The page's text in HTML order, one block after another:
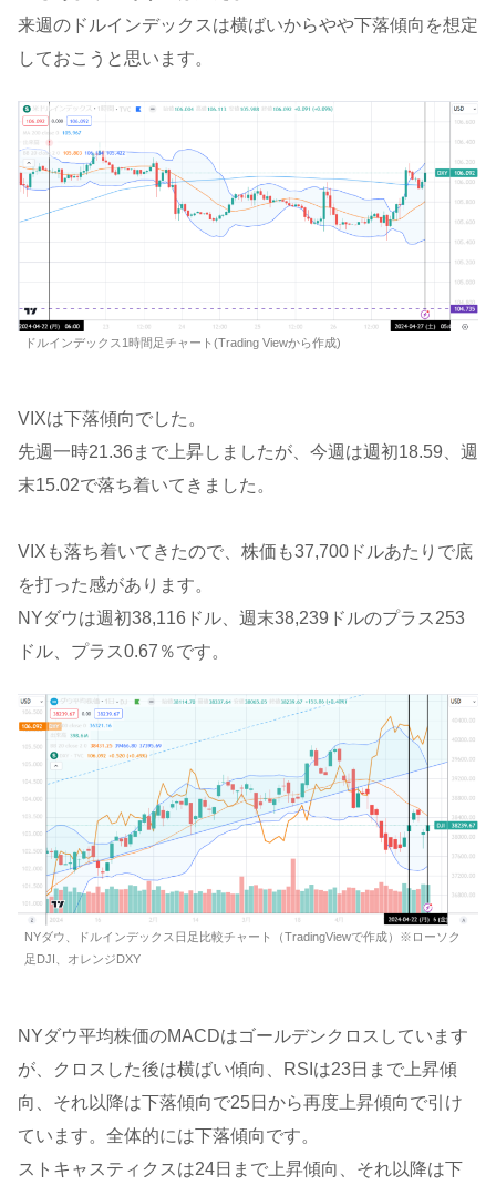
来週のドルインデックスは横ばいからやや下落傾向を想定
しておこうと思います。
ドルインデックス1時間足チャート(Trading Viewから作成)
VIXは下落傾向でした。
先週一時21.36まで上昇しましたが、今週は週初18.59、週
末15.02で落ち着いてきました。
VIXも落ち着いてきたので、株価も37,700ドルあたりで底
を打った感があります。
NYダウは週初38,116ドル、週末38,239ドルのプラス253
ドル、プラス0.67％です。
NYダウ、ドルインデックス日足比較チャート（TradingViewで作成）※ローソク
足DJI、オレンジDXY
NYダウ平均株価のMACDはゴールデンクロスしています
が、クロスした後は横ばい傾向、RSIは23日まで上昇傾
向、それ以降は下落傾向で25日から再度上昇傾向で引け
ています。全体的には下落傾向です。
ストキャスティクスは24日まで上昇傾向、それ以降は下